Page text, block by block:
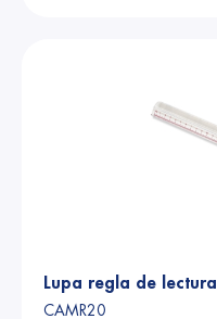
Lupa regla de lectura
CAMR20